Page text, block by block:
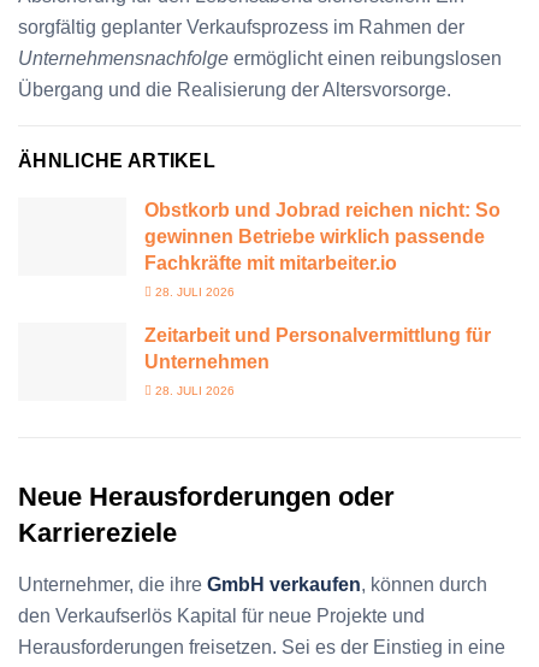
sorgfältig geplanter Verkaufsprozess im Rahmen der
Unternehmensnachfolge ermöglicht einen reibungslosen
Übergang und die Realisierung der Altersvorsorge.
ÄHNLICHE ARTIKEL
Obstkorb und Jobrad reichen nicht: So
gewinnen Betriebe wirklich passende
Fachkräfte mit mitarbeiter.io
28. JULI 2026
Zeitarbeit und Personalvermittlung für
Unternehmen
28. JULI 2026
Neue Herausforderungen oder
Karriereziele
Unternehmer, die ihre GmbH verkaufen, können durch
den Verkaufserlös Kapital für neue Projekte und
Herausforderungen freisetzen. Sei es der Einstieg in eine